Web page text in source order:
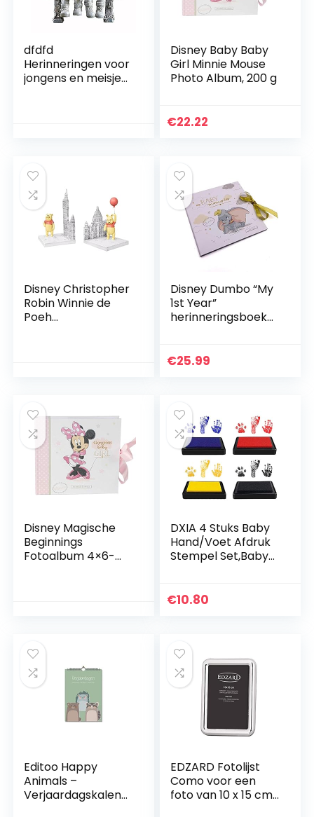
dfdfd
Herinneringen voor
jongens en meisjes,
steengoed,
vorstbestendig,
creatieve
tuinbeeldjes,
tuinornamenten
(C)
Disney Baby Baby
Girl Minnie Mouse
Photo Album, 200 g
€22.22
Disney Christopher
Robin Winnie de
Poeh
Disney Dumbo “My
1st Year”
herinneringsboek
€25.99
Disney Magische
Beginnings
Fotoalbum 4×6-
DXIA 4 Stuks Baby
Hand/Voet Afdruk
Stempel Set,Baby
Stempelkussen,
Herbruikbaar
Stempelkussen,Ide
aal Geschenk
€10.80
Editoo Happy
Animals –
Verjaardagskalend
EDZARD Fotolijst
Como voor een
foto van 10 x 15 cm,